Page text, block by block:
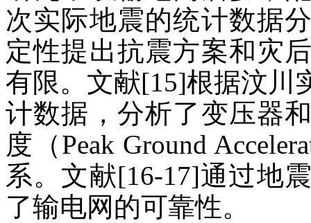
次实际地震的统计数据
定性提出抗震方案和灾
有限。文献[15]根据汶川
计数据，分析了变压器
度（Peak Ground
系。文献[16-17]通过地
了输电网的可靠性。